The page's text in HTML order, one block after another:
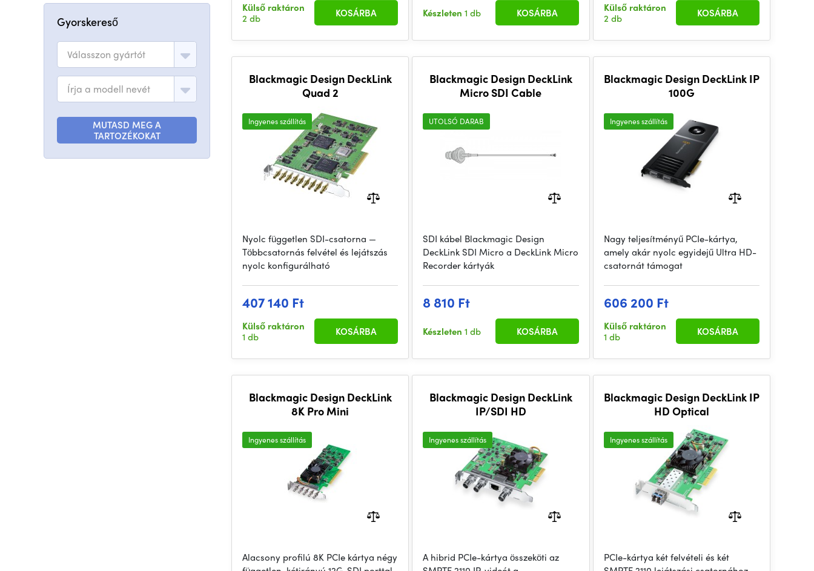
Gyorskereső
Válasszon gyártót
Írja a modell nevét
MUTASD MEG A
TARTOZÉKOKAT
Külső raktáron
2 db
KOSÁRBA Készleten1 db KOSÁRBA
Külső raktáron
2 db
KOSÁRBA
Blackmagic Design DeckLink
Quad 2
Ingyenes szállítás
Nyolc független SDI-csatorna —
Többcsatornás felvétel és lejátszás
nyolc konfigurálható
407 140 Ft
Külső raktáron
1 db
KOSÁRBA
Blackmagic Design DeckLink
Micro SDI Cable
UTOLSÓ DARAB
SDI kábel Blackmagic Design
DeckLink SDI Micro a DeckLink Micro
Recorder kártyák
8 810 Ft
Készleten1 db KOSÁRBA
Blackmagic Design DeckLink IP
100G
Ingyenes szállítás
Nagy teljesítményű PCIe-kártya,
amely akár nyolc egyidejű Ultra HD-
csatornát támogat
606 200 Ft
Külső raktáron
1 db
KOSÁRBA
Blackmagic Design DeckLink
8K Pro Mini
Ingyenes szállítás
Alacsony profilú 8K PCIe kártya négy
Blackmagic Design DeckLink
IP/SDI HD
Ingyenes szállítás
A hibrid PCIe-kártya összeköti az
Blackmagic Design DeckLink IP
HD Optical
Ingyenes szállítás
PCIe-kártya két felvételi és két